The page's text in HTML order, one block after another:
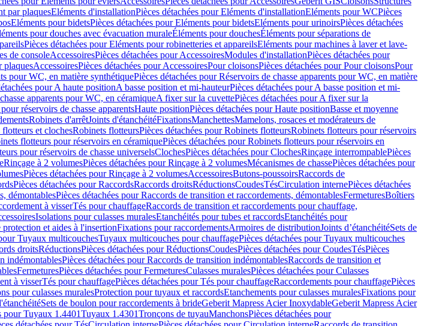
par plaquesEléments d'installationPièces détachées pour Eléments d'installationEléments pour WCPièces
Eléments pour bidetsPièces détachées pour Eléments pour bidetsEléments pour urinoirsPièces détachées
pour douches avec évacuation muraleÉléments pour douchesÉléments pour séparations de
Pièces détachées pour Eléments pour robinetteries et appareilsEléments pour machines à laver et lave-
de consoleAccessoiresPièces détachées pour AccessoiresModules d'installationPièces détachées pour
plaquesAccessoiresPièces détachées pour AccessoiresPour cloisonsPièces détachées pour Pour cloisonsPour
pour WC, en matière synthétiquePièces détachées pour Réservoirs de chasse apparents pour WC, en matière
pour A haute positionA basse position et mi-hauteurPièces détachées pour A basse position et mi-
apparents pour WC, en céramiqueA fixer sur la cuvettePièces détachées pour A fixer sur la
réservoirs de chasse apparentsHaute positionPièces détachées pour Haute positionBasse et moyenne
Robinets d'arrêtJoints d'étanchéitéFixationsManchettesMamelons, rosaces et modérateurs de
et clochesRobinets flotteursPièces détachées pour Robinets flotteursRobinets flotteurs pour réservoirs
flotteurs pour réservoirs en céramiquePièces détachées pour Robinets flotteurs pour réservoirs en
pour réservoirs de chasse universelsClochesPièces détachées pour ClochesRinçage interrompablePièces
Rinçage à 2 volumesPièces détachées pour Rinçage à 2 volumesMécanismes de chassePièces détachées pour
Pièces détachées pour Rinçage à 2 volumesAccessoiresButons-poussoirsRaccords de
Pièces détachées pour RaccordsRaccords droitsRéductionsCoudesTésCirculation internePièces détachées
démontablesPièces détachées pour Raccords de transition et raccordements, démontablesFermeturesBoîtiers
à visserTés pour chauffageRaccords de transition et raccordements pour chauffage,
Isolations pour culasses muralesEtanchéités pour tubes et raccordsEtanchéités pour
protection et aides à l'insertionFixations pour raccordementsArmoires de distributionJoints d’étanchéitéSets de
Tuyaux multicouchesTuyaux multicouches pour chauffagePièces détachées pour Tuyaux multicouches
droitsRéductionsPièces détachées pour RéductionsCoudesPièces détachées pour CoudesTésPièces
indémontablesPièces détachées pour Raccords de transition indémontablesRaccords de transition et
FermeturesPièces détachées pour FermeturesCulasses muralesPièces détachées pour Culasses
à visserTés pour chauffagePièces détachées pour Tés pour chauffageRaccordements pour chauffagePièces
pour culasses muralesProtection pour tuyaux et raccordsEtanchements pour culasses muralesFixations pour
Sets de boulon pour raccordements à brideGeberit Mapress Acier InoxydableGeberit Mapress Acier
pour Tuyaux 1.4401Tuyaux 1.4301Tronçons de tuyauManchonsPièces détachées pour